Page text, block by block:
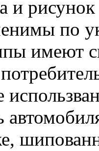
и
по
имеют